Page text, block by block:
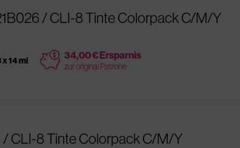
/ CLI-8 Tinte Colorpack C/M/Y
x 14 ml price 34,00 € Ersparnis
zur original Patrone
CLI-8 Tinte Colorpack C/M/Y